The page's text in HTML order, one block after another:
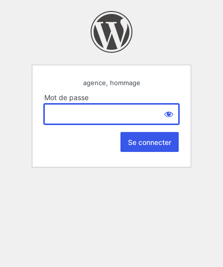
agence, hommage
Mot de passe